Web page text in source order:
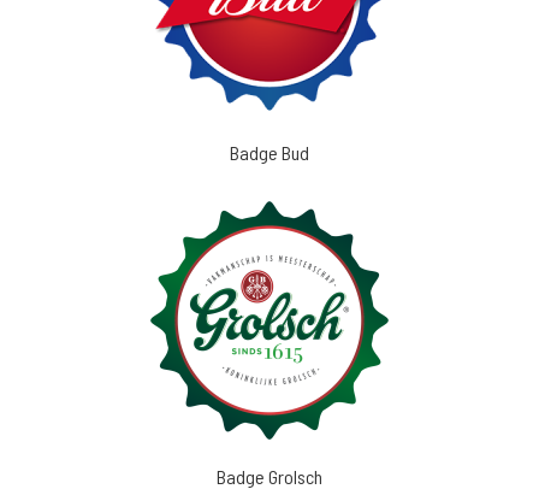
Badge Bud
Badge Grolsch